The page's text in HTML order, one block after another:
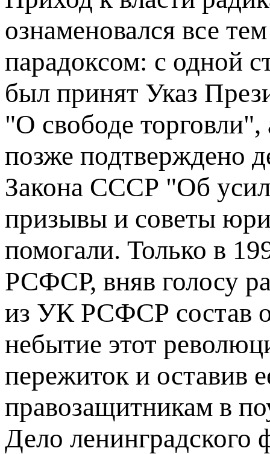
ознаменовался все
парадоксом: с одной
был принят Указ
"О свободе
позже подтверждено
Закона СССР "Об
призывы и советы
помогали. Только в
РСФСР, вняв голосу
из УК РСФСР состав о
небытие этот
пережиток и оставив
правозащитникам в
Дело